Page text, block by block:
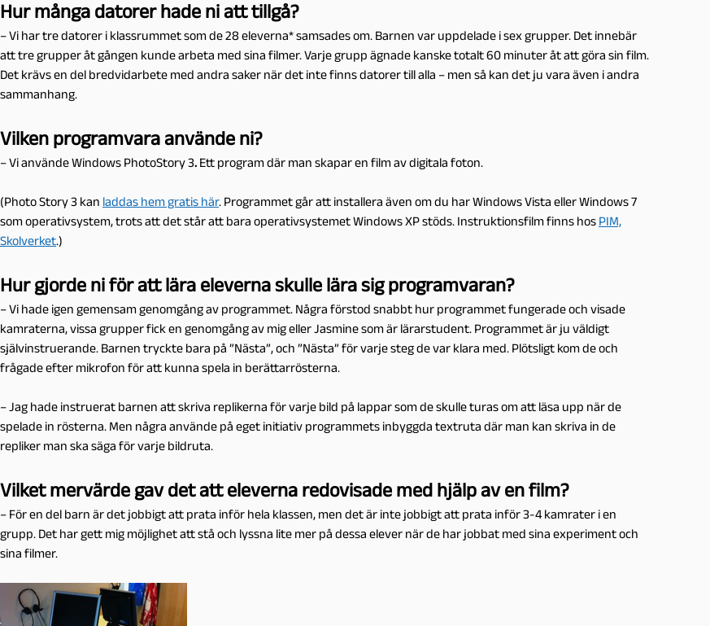
Hur många datorer hade ni att tillgå?
– Vi har tre datorer i klassrummet som de 28 eleverna* samsades om. Barnen var uppdelade i sex grupper. Det innebär
att tre grupper åt gången kunde arbeta med sina filmer. Varje grupp ägnade kanske totalt 60 minuter åt att göra sin film.
Det krävs en del bredvidarbete med andra saker när det inte finns datorer till alla – men så kan det ju vara även i andra
sammanhang.
Vilken programvara använde ni?
– Vi använde Windows PhotoStory 3. Ett program där man skapar en film av digitala foton.
(Photo Story 3 kan laddas hem gratis här. Programmet går att installera även om du har Windows Vista eller Windows 7
som operativsystem, trots att det står att bara operativsystemet Windows XP stöds. Instruktionsfilm finns hos PIM,
Skolverket.)
Hur gjorde ni för att lära eleverna skulle lära sig programvaran?
– Vi hade igen gemensam genomgång av programmet. Några förstod snabbt hur programmet fungerade och visade
kamraterna, vissa grupper fick en genomgång av mig eller Jasmine som är lärarstudent. Programmet är ju väldigt
självinstruerande. Barnen tryckte bara på ”Nästa”, och ”Nästa” för varje steg de var klara med. Plötsligt kom de och
frågade efter mikrofon för att kunna spela in berättarrösterna.
– Jag hade instruerat barnen att skriva replikerna för varje bild på lappar som de skulle turas om att läsa upp när de
spelade in rösterna. Men några använde på eget initiativ programmets inbyggda textruta där man kan skriva in de
repliker man ska säga för varje bildruta.
Vilket mervärde gav det att eleverna redovisade med hjälp av en film?
– För en del barn är det jobbigt att prata inför hela klassen, men det är inte jobbigt att prata inför 3-4 kamrater i en
grupp. Det har gett mig möjlighet att stå och lyssna lite mer på dessa elever när de har jobbat med sina experiment och
sina filmer.